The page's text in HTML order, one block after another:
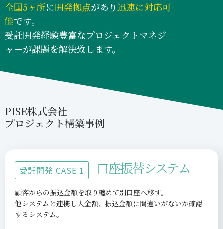
全国5ヶ所に開発拠点があり迅速に対応可
能です。
受託開発経験豊富なプロジェクトマネジ
ャーが課題を解決致します。
PISE株式会社
プロジェクト構築事例
受託開発 CASE 1 口座振替システム
顧客からの振込金額を取り纏めて別口座へ移す。
他システムと連携し入金額、振込金額に間違いがないか確認
するシステム。